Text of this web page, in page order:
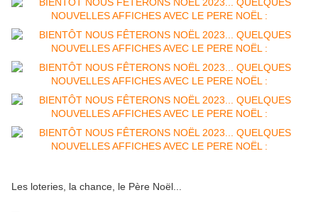
Les loteries, la chance, le Père Noël...